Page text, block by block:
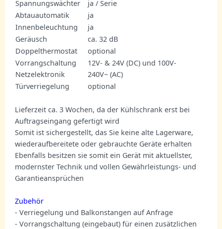
Spannungswächter
ja / Serie
Abtauautomatik
ja
Innenbeleuchtung
ja
Geräusch
ca. 32 dB
Doppelthermostat
optional
Vorrangschaltung
Netzelektronik
12V- & 24V (DC) und 100V-
240V~ (AC)
Türverriegelung
optional
Lieferzeit ca. 3 Wochen, da der Kühlschrank erst bei
Auftragseingang gefertigt wird
Somit ist sichergestellt, das Sie keine alte Lagerware,
wiederaufbereitete oder gebrauchte Geräte erhalten
Ebenfalls besitzen sie somit ein Gerät mit aktuellster,
modernster Technik und vollen Gewährleistungs- und
Garantieansprüchen
Zubehör
- Verriegelung und Balkonstangen auf Anfrage
- Vorrangschaltung (eingebaut) für einen zusätzlichen